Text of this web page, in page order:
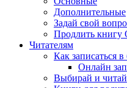
Дополнительные
Задай свой
Продлить книгу
Читателям
Как записаться
Онлайн
Выбирай и читай